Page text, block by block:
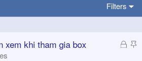
Filters
Đ S
xem khi tham gia box